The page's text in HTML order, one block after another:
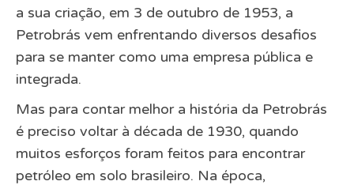
a sua criação, em 3 de outubro de 1953, a
Petrobrás vem enfrentando diversos desafios
para se manter como uma empresa pública e
integrada.
Mas para contar melhor a história da Petrobrás
é preciso voltar à década de 1930, quando
muitos esforços foram feitos para encontrar
petróleo em solo brasileiro. Na época,